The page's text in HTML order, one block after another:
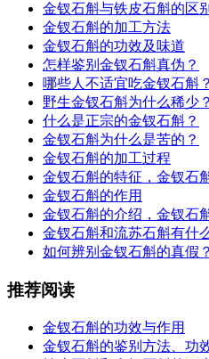
金钗石斛与铁皮石斛的区
金钗石斛的加工方法
金钗石斛的功效及味道
怎样鉴别金钗石斛真伪？
哪些人不适宜吃金钗石斛？
野生金钗石斛为什么稀少？
什么是正宗的金钗石斛？
金钗石斛为什么是苦的？
金钗石斛的加工过程
金钗石斛的特征，金钗石
金钗石斛的作用
金钗石斛的介绍，金钗石
金钗石斛和流苏石斛有什
如何辨别金钗石斛的真假？
推荐阅读
金钗石斛的功效与作用
金钗石斛的鉴别方法、功